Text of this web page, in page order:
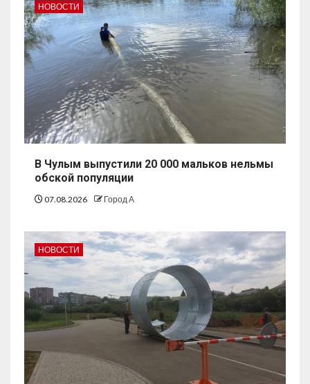
НОВОСТИ
В Чулым выпустили 20 000 мальков нельмы
обской популяции
07.08.2026 Город А
НОВОСТИ